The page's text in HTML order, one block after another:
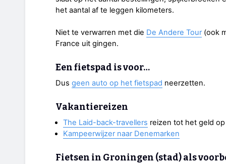
het aantal af te leggen kilometers.
Niet te verwarren met die De Andere Tour (ook
France uit gingen.
Een fietspad is voor…
Dus geen auto op het fietspad neerzetten.
Vakantiereizen
The Laid-back-travellers reizen tot het geld op
Kampeerwijzer naar Denemarken
Fietsen in Groningen (stad) als